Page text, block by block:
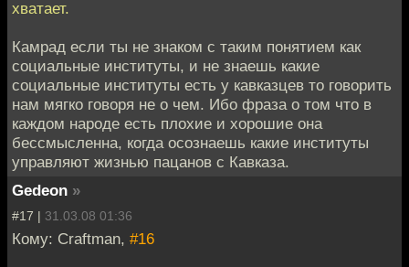
хватает.
Камрад если ты не знаком с таким понятием как
социальные институты, и не знаешь какие
социальные институты есть у кавказцев то говорить
нам мягко говоря не о чем. Ибо фраза о том что в
каждом народе есть плохие и хорошие она
бессмысленна, когда осознаешь какие институты
управляют жизнью пацанов с Кавказа.
Gedeon »
#17 | 31.03.08 01:36
Кому: Craftman, #16